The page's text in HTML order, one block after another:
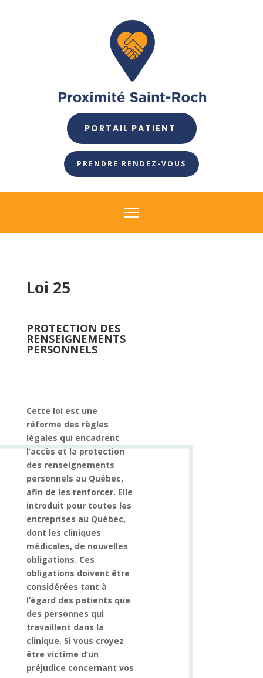
PORTAIL PATIENT
PRENDRE RENDEZ-VOUS
Loi 25
PROTECTION DES
RENSEIGNEMENTS
PERSONNELS
Cette loi est une
réforme des règles
légales qui encadrent
l’accès et la protection
des renseignements
personnels au Québec,
afin de les renforcer. Elle
introduit pour toutes les
entreprises au Québec,
dont les cliniques
médicales, de nouvelles
obligations. Ces
obligations doivent être
considérées tant à
l’égard des patients que
des personnes qui
travaillent dans la
clinique. Si vous croyez
être victime d’un
préjudice concernant vos